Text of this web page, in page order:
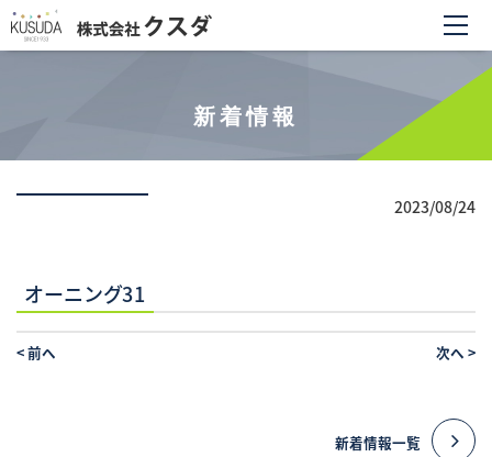
新着情報
2023/08/24
オーニング31
<前へ 次へ >
新着情報一覧